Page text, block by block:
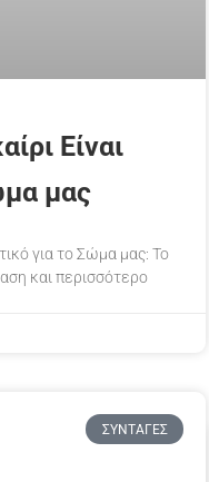
Είναι
μας
για το Σώμα μας: Το
και περισσότερο
ΣΥΝΤΑΓΈΣ